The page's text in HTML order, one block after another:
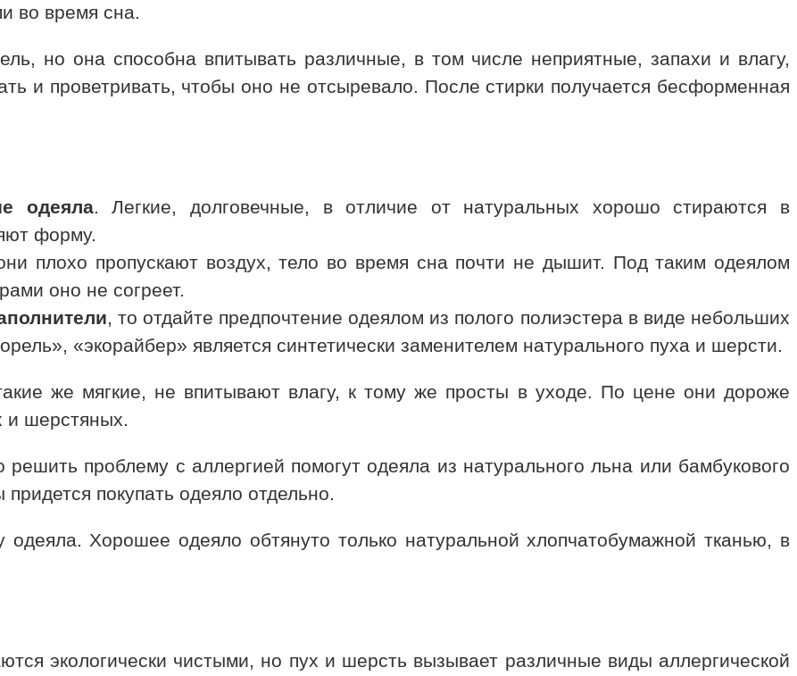
во время сна.
но она способна впитывать различные, в том числе неприятные, запахи и влагу,
и проветривать, чтобы оно не отсыревало. После стирки получается бесформенная
одеяла . Легкие, долговечные, в отличие от натуральных хорошо стираются в
форму.
плохо пропускают воздух, тело во время сна почти не дышит. Под таким одеялом
оно не согреет.
, то отдайте предпочтение одеялом из полого полиэстера в виде небольших
«экорайбер» является синтетически заменителем натурального пуха и шерсти.
же мягкие, не впитывают влагу, к тому же просты в уходе. По цене они дороже
и шерстяных.
решить проблему с аллергией помогут одеяла из натурального льна или бамбукового
покупать одеяло отдельно.
одеяла. Хорошее одеяло обтянуто только натуральной хлопчатобумажной тканью, в
экологически чистыми, но пух и шерсть вызывает различные виды аллергической